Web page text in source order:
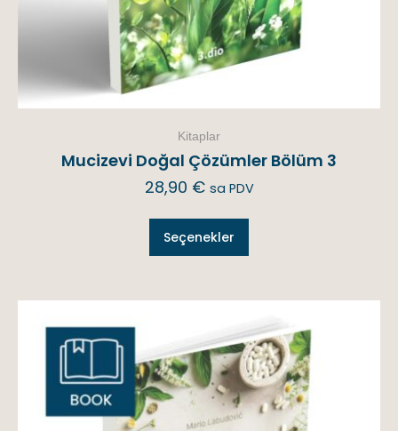
Kitaplar
Mucizevi Doğal Çözümler Bölüm 3
28,90 € sa PDV
Seçenekler